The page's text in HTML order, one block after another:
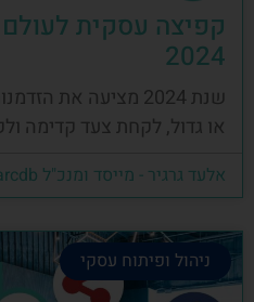
קפיצה עסקית
2024
שנת 2024 מציעה את
או גדול, לקחת צעד קדימה
אלעד גרגיר - מייסד ומנכ"ל arcdb
ניהול ופיתוח עסקי